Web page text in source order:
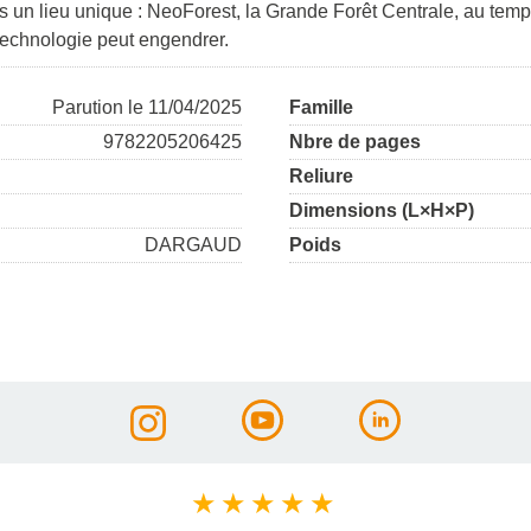
lieu unique : NeoForest, la Grande Forêt Centrale, au
peut engendrer.
Parution le 11/04/2025
9782205206425
DARGAUD
Famille
Nbre de pages
Reliure
Dimensions (L×H×P)
Poids
★ ★ ★ ★ ★